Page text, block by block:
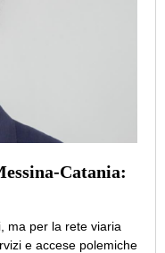
Catania:
ma per la rete viaria
e accese polemiche